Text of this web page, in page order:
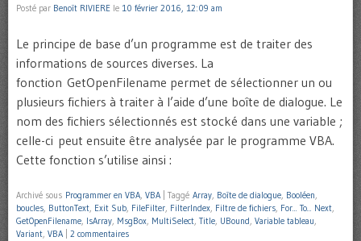
Posté par Benoît RIVIERE le 10 février 2016, 12:09 am
Le principe de base d’un programme est de traiter des
informations de sources diverses. La
fonction GetOpenFilename permet de sélectionner un ou
plusieurs fichiers à traiter à l’aide d’une boîte de dialogue. Le
nom des fichiers sélectionnés est stocké dans une variable ;
celle-ci peut ensuite être analysée par le programme VBA.
Cette fonction s’utilise ainsi :
Archivé sous Programmer en VBA, VBA Taggé Array, Boîte de dialogue, Booléen,
boucles, ButtonText, Exit Sub, FileFilter, FilterIndex, Filtre de fichiers, For... To... Next,
GetOpenFilename, IsArray, MsgBox, MultiSelect, Title, UBound, Variable tableau,
Variant, VBA 2 commentaires